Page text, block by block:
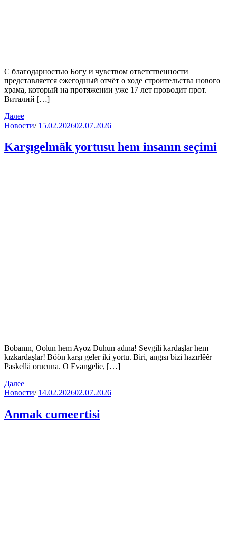
C благодарностью Богу и чувством ответственности
представляется ежегодный отчёт о ходе строительства нового
храма, который на протяжении уже 17 лет проводит прот.
Виталий […]
Далее
Новости/ 15.02.202602.07.2026
Karşıgelmäk yortusu hem insanın seçimi
Bobanın, Oolun hem Ayoz Duhun adına! Sevgili kardaşlar hem
kızkardaşlar! Böön karşı geler iki yortu. Biri, angısı bizi hazırlȇȇr
Paskellä orucuna. O Evangelie, […]
Далее
Новости/ 14.02.202602.07.2026
Anmak cumeertisi